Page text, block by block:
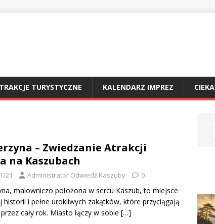
TURYSTYCZNE KALENDARZ IMPREZ
– Zwiedzanie Atrakcji
na Kaszubach
21 Administrator Odwiedź Kaszuby 0
malowniczo położona w sercu Kaszub, to miejsce
historii i pełne urokliwych zakątków, które przyciągają
cały rok. Miasto łączy w sobie […]